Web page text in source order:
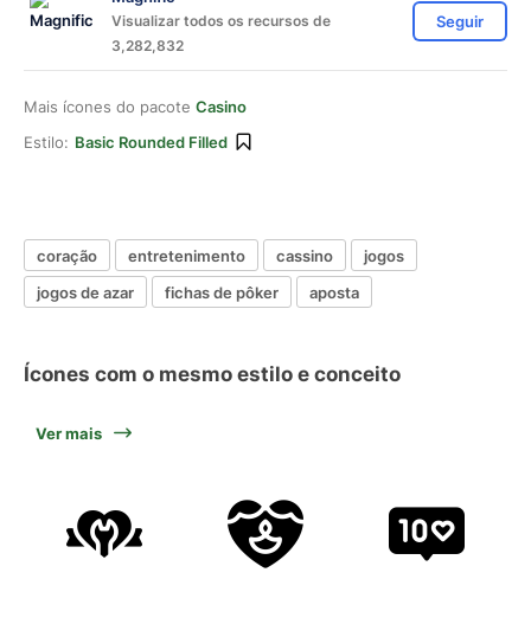
Visualizar todos os recursos de
3,282,832
Seguir
Mais ícones do pacote Casino
Estilo: Basic Rounded Filled
coração entretenimento cassino
jogos
jogos de azar
fichas de pôker aposta
Ícones com o mesmo estilo e conceito
Ver mais